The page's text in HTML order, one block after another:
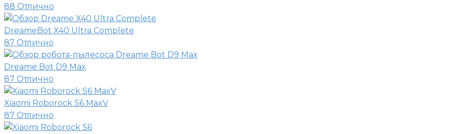
88 Отлично
DreameBot X40 Ultra Complete
87 Отлично
Dreame Bot D9 Max
87 Отлично
Xiaomi Roborock S6 MaxV
87 Отлично